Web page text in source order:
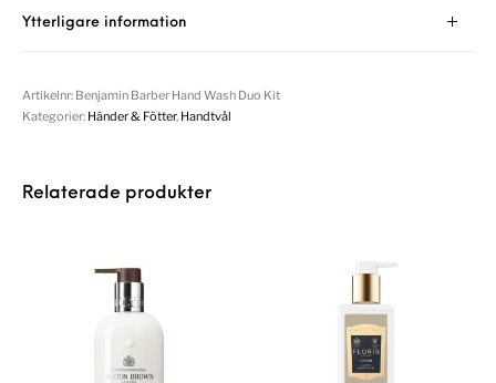
Ytterligare information
Artikelnr: Benjamin Barber Hand Wash Duo Kit
Kategorier: Händer & Fötter, Handtvål
Relaterade produkter